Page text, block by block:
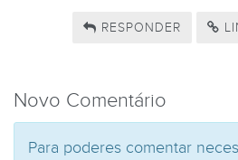
RESPONDER
Novo Comentário
Para poderes comentar